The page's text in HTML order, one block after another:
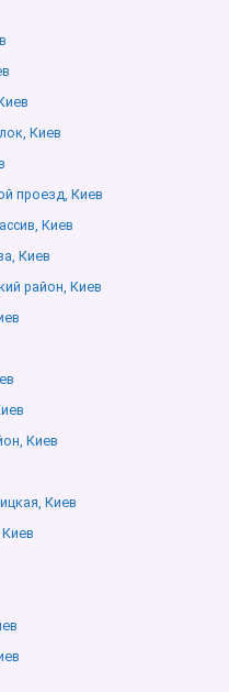
Киев
проезд, Киев
Киев
Киев
район, Киев
Киев
Киев